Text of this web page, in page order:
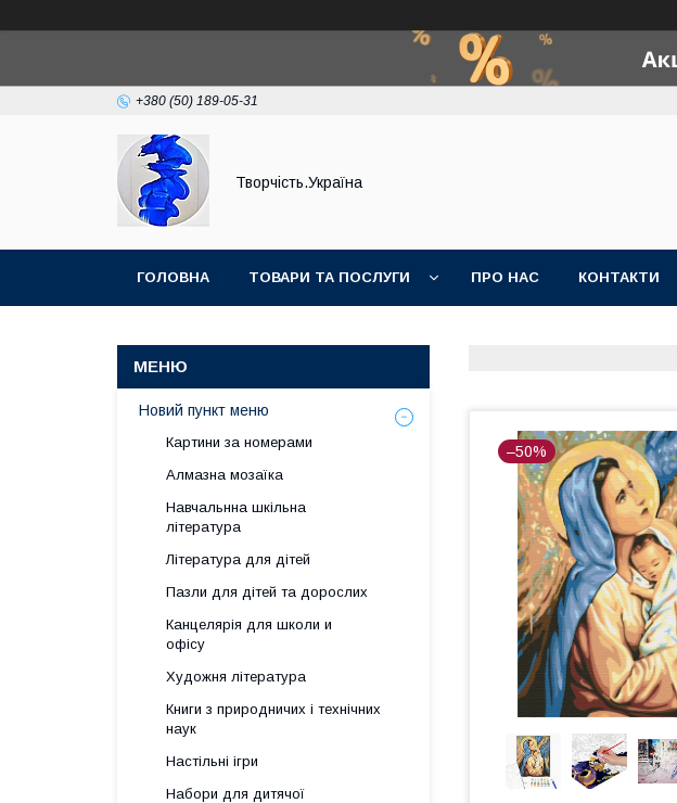
+380 (50) 189-05-31
Творчість.Україна
ГОЛОВНА ТОВАРИ ТА ПОСЛУГИ ПРО НАС КОНТАКТИ
–50%
Новий пункт меню
Картини за номерами
Алмазна мозаїка
Навчальнна шкільна
література
Література для дітей
Пазли для дітей та дорослих
Канцелярія для школи и
офісу
Художня література
Книги з природничих і технічних
наук
Настільні ігри
Набори для дитячої